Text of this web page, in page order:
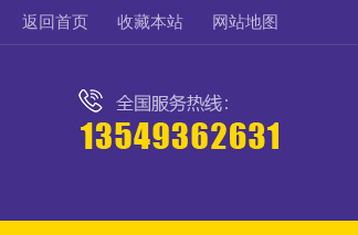
返回首页 收藏本站 网站地图